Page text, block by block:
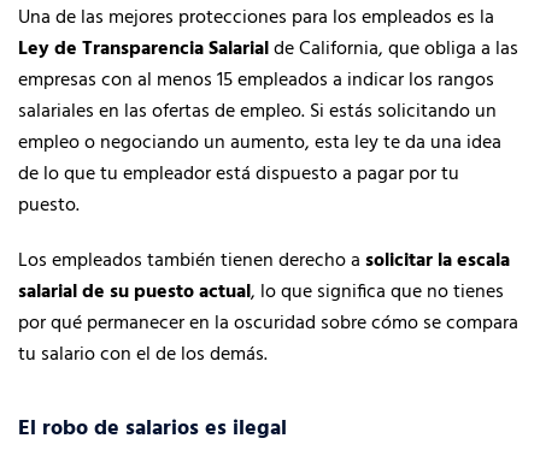
Una de las mejores protecciones para los empleados es la
Ley de Transparencia Salarialde California, que obliga a las
empresas con al menos 15 empleados a indicar los rangos
salariales en las ofertas de empleo. Si estás solicitando un
empleo o negociando un aumento, esta ley te da una idea
de lo que tu empleador está dispuesto a pagar por tu
puesto.
Los empleados también tienen derecho asolicitar la escala
salarial de su puesto actual, lo que significa que no tienes
por qué permanecer en la oscuridad sobre cómo se compara
tu salario con el de los demás.
El robo de salarios es ilegal